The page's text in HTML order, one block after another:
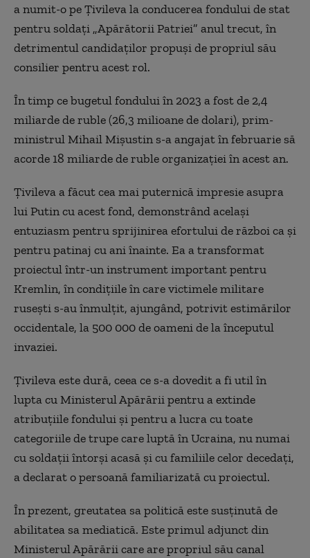
a numit-o pe Ţivileva la conducerea fondului de stat
pentru soldaţi „Apărătorii Patriei” anul trecut, în
detrimentul candidaţilor propuşi de propriul său
consilier pentru acest rol.
În timp ce bugetul fondului în 2023 a fost de 2,4
miliarde de ruble (26,3 milioane de dolari), prim-
ministrul Mihail Mişustin s-a angajat în februarie să
acorde 18 miliarde de ruble organizaţiei în acest an.
Ţivileva a făcut cea mai puternică impresie asupra
lui Putin cu acest fond, demonstrând acelaşi
entuziasm pentru sprijinirea efortului de război ca şi
pentru patinaj cu ani înainte. Ea a transformat
proiectul într-un instrument important pentru
Kremlin, în condiţiile în care victimele militare
ruseşti s-au înmulţit, ajungând, potrivit estimărilor
occidentale, la 500 000 de oameni de la începutul
invaziei.
Ţivileva este dură, ceea ce s-a dovedit a fi util în
lupta cu Ministerul Apărării pentru a extinde
atribuţiile fondului şi pentru a lucra cu toate
categoriile de trupe care luptă în Ucraina, nu numai
cu soldaţii întorşi acasă şi cu familiile celor decedaţi,
a declarat o persoană familiarizată cu proiectul.
În prezent, greutatea sa politică este susţinută de
abilitatea sa mediatică. Este primul adjunct din
Ministerul Apărării care are propriul său canal